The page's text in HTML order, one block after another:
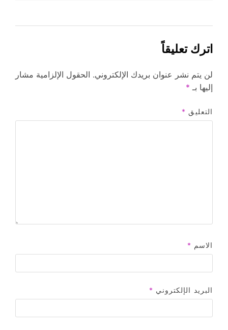
اترك تعليقاً
لن يتم نشر عنوان بريدك الإلكتروني. الحقول الإلزامية مشار
إليها بـ *
التعليق *
الاسم *
البريد الإلكتروني *